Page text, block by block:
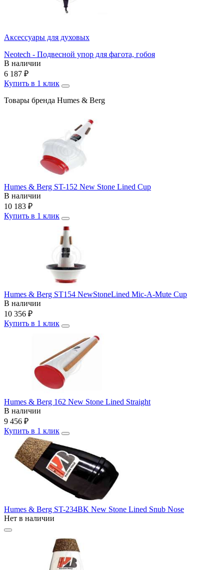
Аксессуары для духовых
Neotech - Подвесной упор для фагота, гобоя
В наличии
6 187 ₽
Купить в 1 клик
Товары бренда Humes & Berg
Humes & Berg ST-152 New Stone Lined Cup
В наличии
10 183 ₽
Купить в 1 клик
Humes & Berg ST154 NewStoneLined Mic-A-Mute Cup
В наличии
10 356 ₽
Купить в 1 клик
Humes & Berg 162 New Stone Lined Straight
В наличии
9 456 ₽
Купить в 1 клик
Humes & Berg ST-234BK New Stone Lined Snub Nose
Нет в наличии